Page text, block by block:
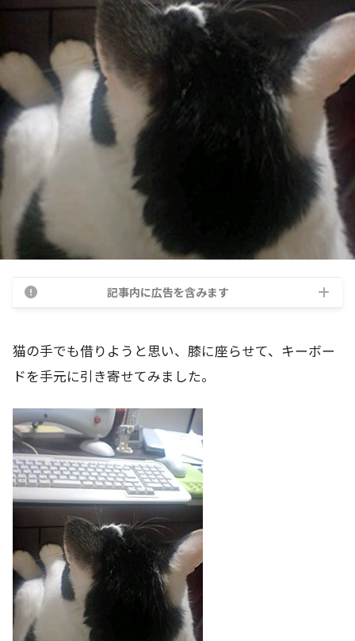
記事内に広告を含みます
猫の手でも借りようと思い、膝に座らせて、キーボー
ドを手元に引き寄せてみました。